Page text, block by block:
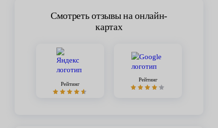
Смотреть отзывы на онлайн-
картах
Рейтинг
Рейтинг